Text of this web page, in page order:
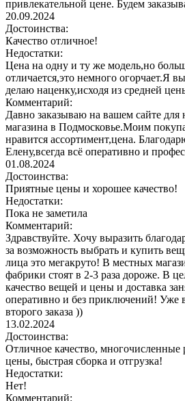
привлекательной цене. Будем
20.09.2024
Достоинства:
Качество отличное!
Недостатки:
Цена на одну и ту же модель,но
отличается,это немного огорчает.Я
делаю наценку,исходя из средней
Комментарий:
Давно заказываю на вашем сайте для
магазина в Подмосковье.Моим
нравится ассортимент,цена.
Елену,всегда всё оперативно и
01.08.2024
Достоинства:
Приятные цены и хорошее качество!
Недостатки:
Пока не заметила
Комментарий:
Здравствуйте. Хочу выразить
за возможность выбрать и купить
лица это мегакруто! В местных
фабрики стоят в 2-3 раза дороже. В
качество вещей и цены и доставка
оперативно и без приключений! Уже
второго заказа ))
13.02.2024
Достоинства:
Отличное качество,
цены, быстрая сборка и отгрузка!
Недостатки:
Нет!
Комментарий: